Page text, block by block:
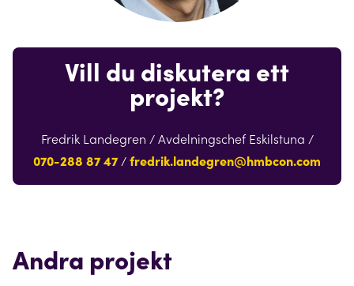
Vill du diskutera ett
projekt?
Fredrik Landegren / Avdelningschef Eskilstuna /
070-288 87 47 / fredrik.landegren@hmbcon.com
Andra projekt